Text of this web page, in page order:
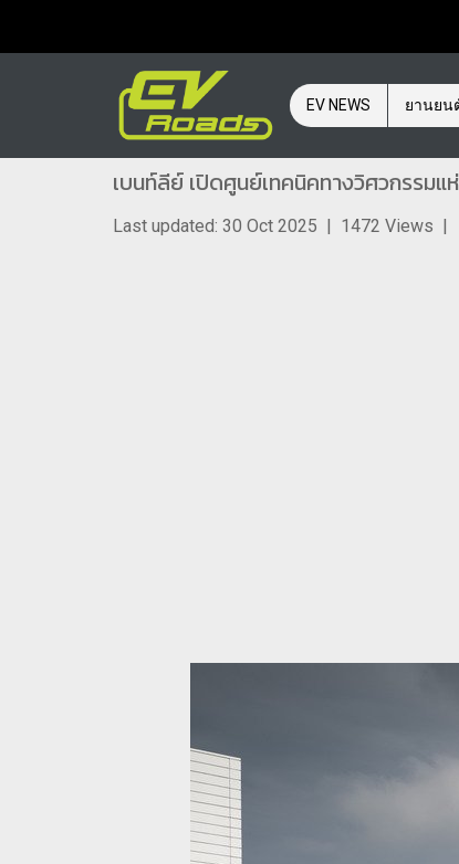
EV NEWS ยานยน
เบนท์ลีย์ เปิดศูนย์เทคนิคทางวิศวกรรม
Last updated: 30 Oct 2025 | 1472 Views |